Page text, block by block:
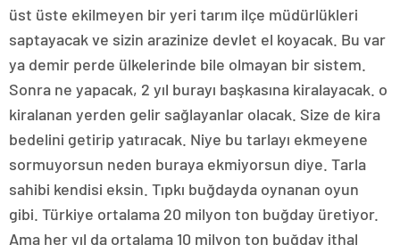
üst üste ekilmeyen bir yeri tarım ilçe müdürlükleri
saptayacak ve sizin arazinize devlet el koyacak. Bu var
ya demir perde ülkelerinde bile olmayan bir sistem.
Sonra ne yapacak, 2 yıl burayı başkasına kiralayacak. o
kiralanan yerden gelir sağlayanlar olacak. Size de kira
bedelini getirip yatıracak. Niye bu tarlayı ekmeyene
sormuyorsun neden buraya ekmiyorsun diye. Tarla
sahibi kendisi eksin. Tıpkı buğdayda oynanan oyun
gibi. Türkiye ortalama 20 milyon ton buğday üretiyor.
Ama her yıl da ortalama 10 milyon ton buğday ithal